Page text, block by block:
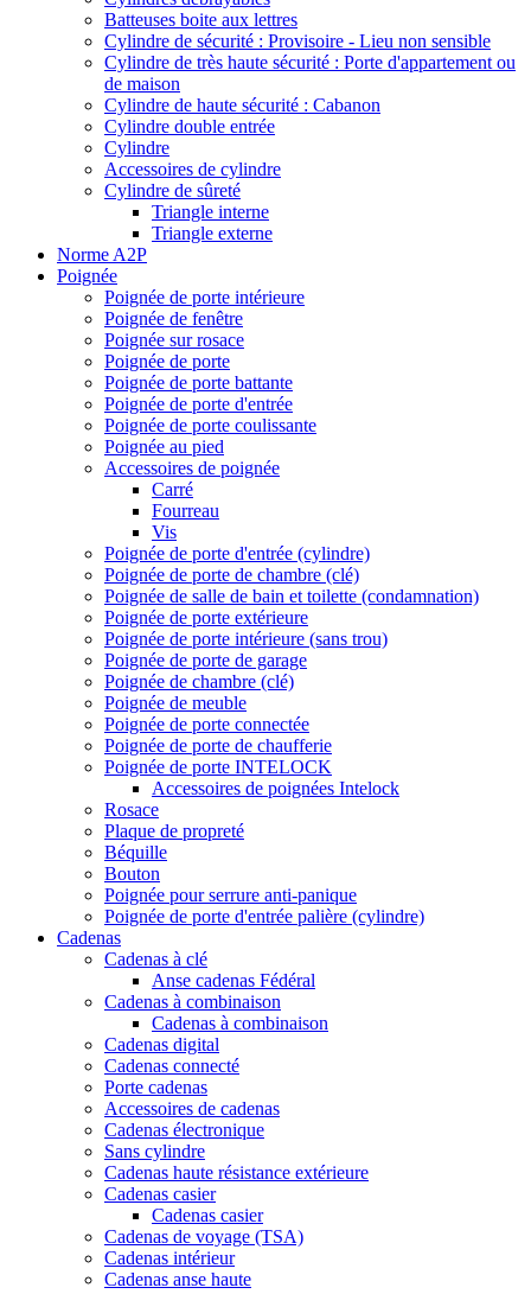
Batteuses boite aux lettres
Cylindre de sécurité : Provisoire - Lieu non sensible
Cylindre de très haute sécurité : Porte d'appartement ou
de maison
Cylindre de haute sécurité : Cabanon
Cylindre double entrée
Cylindre
Accessoires de cylindre
Cylindre de sûreté
Triangle interne
Triangle externe
Norme A2P
Poignée
Poignée de porte intérieure
Poignée de fenêtre
Poignée sur rosace
Poignée de porte
Poignée de porte battante
Poignée de porte d'entrée
Poignée de porte coulissante
Poignée au pied
Accessoires de poignée
Carré
Fourreau
Vis
Poignée de porte d'entrée (cylindre)
Poignée de porte de chambre (clé)
Poignée de salle de bain et toilette (condamnation)
Poignée de porte extérieure
Poignée de porte intérieure (sans trou)
Poignée de porte de garage
Poignée de chambre (clé)
Poignée de meuble
Poignée de porte connectée
Poignée de porte de chaufferie
Poignée de porte INTELOCK
Accessoires de poignées Intelock
Rosace
Plaque de propreté
Béquille
Bouton
Poignée pour serrure anti-panique
Poignée de porte d'entrée palière (cylindre)
Cadenas
Cadenas à clé
Anse cadenas Fédéral
Cadenas à combinaison
Cadenas à combinaison
Cadenas digital
Cadenas connecté
Porte cadenas
Accessoires de cadenas
Cadenas électronique
Sans cylindre
Cadenas haute résistance extérieure
Cadenas casier
Cadenas casier
Cadenas de voyage (TSA)
Cadenas intérieur
Cadenas anse haute